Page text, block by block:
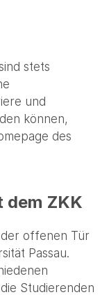
stets
und
können,
des
dem ZKK
der offenen Tür
Passau.
Studierenden